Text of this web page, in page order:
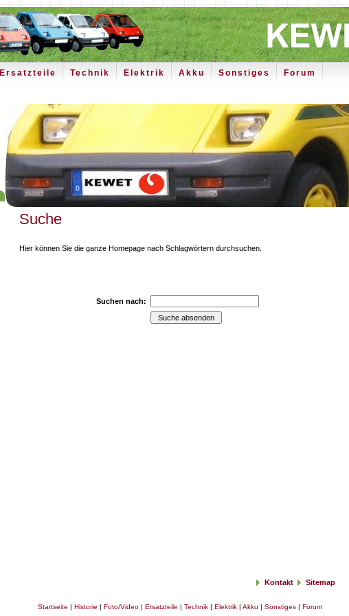
Ersatzteile Technik Elektrik Akku Sonstiges Forum
Suche
Hier können Sie die ganze Homepage nach Schlagwörtern durchsuchen.
Suchen nach:
Kontakt Sitemap
Startseite | Historie | Foto/Video | Ersatzteile | Technik | Elektrik | Akku | Sonstiges | Forum